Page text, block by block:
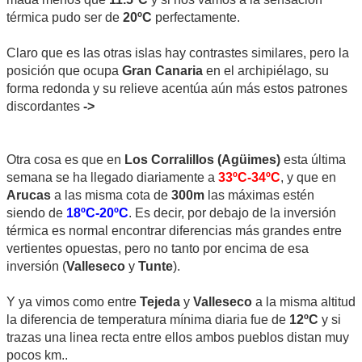
térmica pudo ser de 20ºC perfectamente.
Claro que es las otras islas hay contrastes similares, pero la
posición que ocupa Gran Canaria en el archipiélago, su
forma redonda y su relieve acentúa aún más estos patrones
discordantes ->
Otra cosa es que en Los Corralillos (Agüimes) esta última
semana se ha llegado diariamente a 33ºC-34ºC, y que en
Arucas a las misma cota de 300m las máximas estén
siendo de 18ºC-20ºC. Es decir, por debajo de la inversión
térmica es normal encontrar diferencias más grandes entre
vertientes opuestas, pero no tanto por encima de esa
inversión (Valleseco y Tunte).
Y ya vimos como entre Tejeda y Valleseco a la misma altitud
la diferencia de temperatura mínima diaria fue de 12ºC y si
trazas una linea recta entre ellos ambos pueblos distan muy
pocos km..